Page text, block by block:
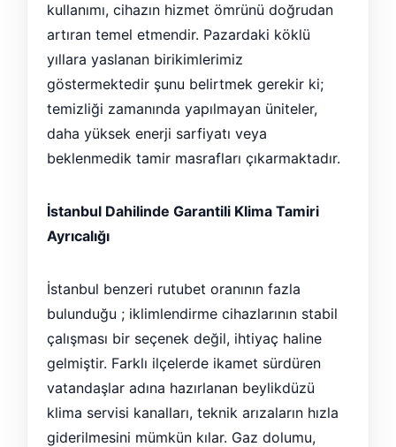
kullanımı, cihazın hizmet ömrünü doğrudan
artıran temel etmendir. Pazardaki köklü
yıllara yaslanan birikimlerimiz
göstermektedir şunu belirtmek gerekir ki;
temizliği zamanında yapılmayan üniteler,
daha yüksek enerji sarfiyatı veya
beklenmedik tamir masrafları çıkarmaktadır.
İstanbul Dahilinde Garantili Klima Tamiri
Ayrıcalığı
İstanbul benzeri rutubet oranının fazla
bulunduğu ; iklimlendirme cihazlarının stabil
çalışması bir seçenek değil, ihtiyaç haline
gelmiştir. Farklı ilçelerde ikamet sürdüren
vatandaşlar adına hazırlanan beylikdüzü
klima servisi kanalları, teknik arızaların hızla
giderilmesini mümkün kılar. Gaz dolumu,